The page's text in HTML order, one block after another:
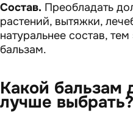
Состав. Преобладать
растений, вытяжки,
натуральнее состав,
бальзам.
Какой бальзам
лучше выбрать?